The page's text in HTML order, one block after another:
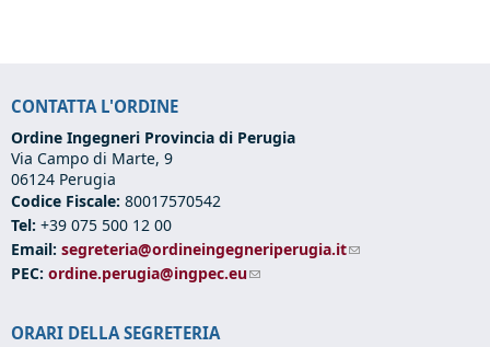
CONTATTA L'ORDINE
Ordine Ingegneri Provincia di Perugia
Via Campo di Marte, 9
06124 Perugia
Codice Fiscale: 80017570542
Tel: +39 075 500 12 00
Email: segreteria@ordineingegneriperugia.it(link sends e-mail)
PEC: ordine.perugia@ingpec.eu(link sends e-mail)
ORARI DELLA SEGRETERIA